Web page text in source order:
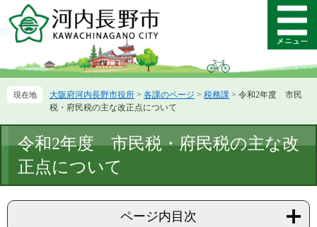
ー
先
ニ
を
て
メ
ニ
ー
大阪府河内長野市役所 > 各課のページ > 税務課 > 令和2年度 市民
税・府民税の主な改正点について
文
令和2年度 市民税・府民税の主な改
正点について
ページ内目次